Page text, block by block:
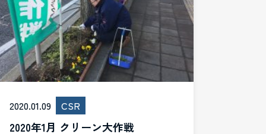
2020.01.09 CSR
2020年1月 クリーン大作戦